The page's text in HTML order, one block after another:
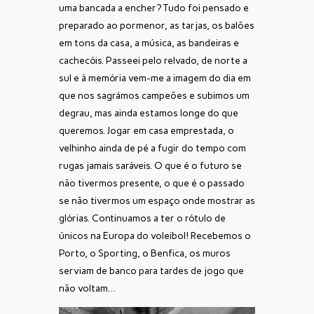
uma bancada a encher? Tudo foi pensado e
preparado ao pormenor, as tarjas, os balões
em tons da casa, a música, as bandeiras e
cachecóis. Passeei pelo relvado, de norte a
sul e à memória vem-me a imagem do dia em
que nos sagrámos campeões e subimos um
degrau, mas ainda estamos longe do que
queremos. Jogar em casa emprestada, o
velhinho ainda de pé a fugir do tempo com
rugas jamais saráveis. O que é o futuro se
não tivermos presente, o que é o passado
se não tivermos um espaço onde mostrar as
glórias. Continuamos a ter o rótulo de
únicos na Europa do voleibol! Recebemos o
Porto, o Sporting, o Benfica, os muros
serviam de banco para tardes de jogo que
não voltam…